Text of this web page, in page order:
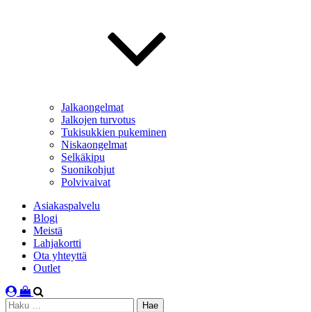
Jalkaongelmat
Jalkojen turvotus
Tukisukkien pukeminen
Niskaongelmat
Selkäkipu
Suonikohjut
Polvivaivat
Asiakaspalvelu
Blogi
Meistä
Lahjakortti
Ota yhteyttä
Outlet
Haku: